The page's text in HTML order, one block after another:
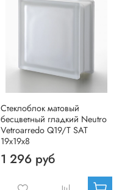
Стеклоблок матовый
бесцветный гладкий Neutro
Vetroarredo Q19/T SAT
19x19x8
1 296 руб